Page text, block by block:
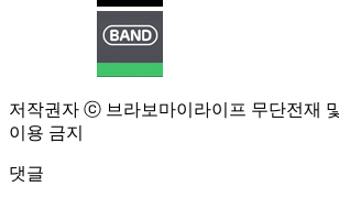
저작권자 ⓒ 브라보마이라이프 무단전재
이용 금지
댓글